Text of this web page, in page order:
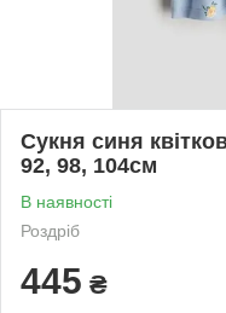
Сукня синя
92, 98, 104см
В наявності
Роздріб
445 ₴